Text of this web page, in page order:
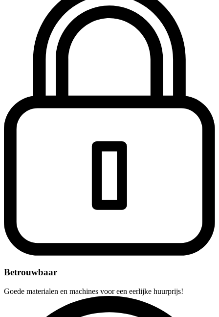
Betrouwbaar
Goede materialen en machines voor een eerlijke huurprijs!